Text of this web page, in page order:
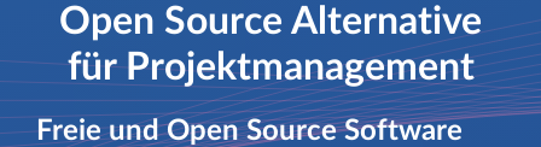
Open Source Alternative
für Projektmanagement
Freie und Open Source Software